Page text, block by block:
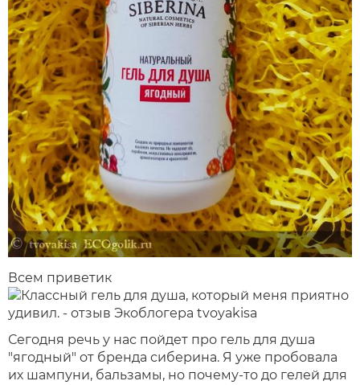
Всем приветик
Сегодня речь у нас пойдет про гель для душа
"ягодный" от бренда сиберина. Я уже пробовала
их шампуни, бальзамы, но почему-то до гелей для